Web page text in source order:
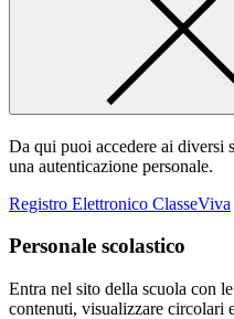
Da qui puoi accedere ai diversi
una autenticazione personale.
Registro Elettronico ClasseViva
Personale scolastico
Entra nel sito della scuola con
contenuti, visualizzare circolari